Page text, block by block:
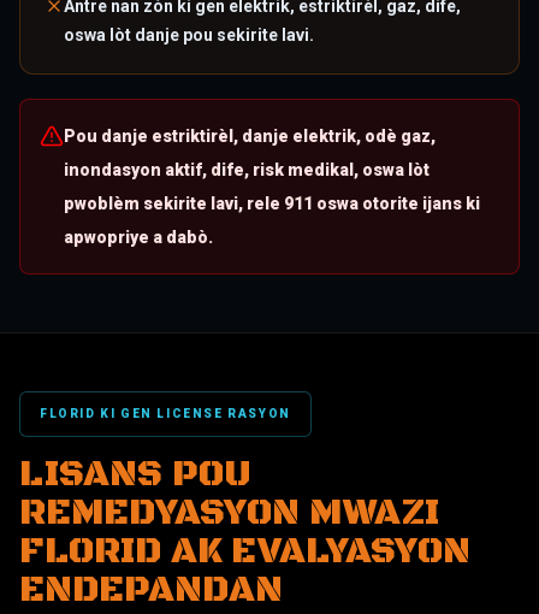
Antre nan zòn ki gen elektrik, estriktirèl, gaz, dife,
oswa lòt danje pou sekirite lavi.
Pou danje estriktirèl, danje elektrik, odè gaz,
inondasyon aktif, dife, risk medikal, oswa lòt
pwoblèm sekirite lavi, rele 911 oswa otorite ijans ki
apwopriye a dabò.
FLORID KI GEN LICENSE RASYON
LISANS POU
REMEDYASYON MWAZI
FLORID AK EVALYASYON
ENDEPANDAN